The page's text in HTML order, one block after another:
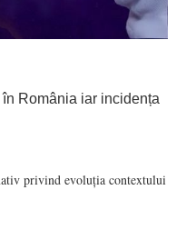
România iar incidența
privind evoluția contextului